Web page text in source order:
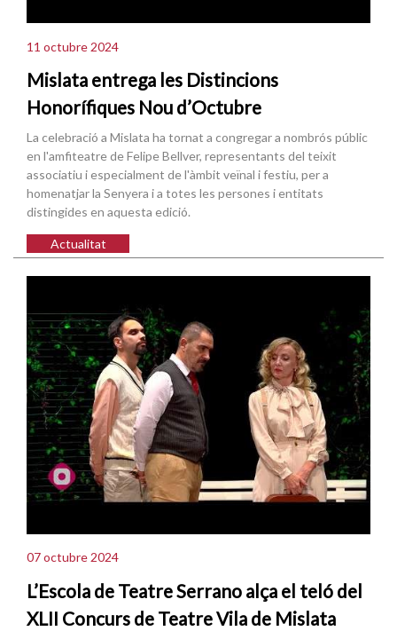
11 octubre 2024
Mislata entrega les Distincions
Honorífiques Nou d’Octubre
La celebració a Mislata ha tornat a congregar a nombrós públic
en l'amfiteatre de Felipe Bellver, representants del teixit
associatiu i especialment de l'àmbit veïnal i festiu, per a
homenatjar la Senyera i a totes les persones i entitats
distingides en aquesta edició.
Actualitat
07 octubre 2024
L’Escola de Teatre Serrano alça el teló del
XLII Concurs de Teatre Vila de Mislata